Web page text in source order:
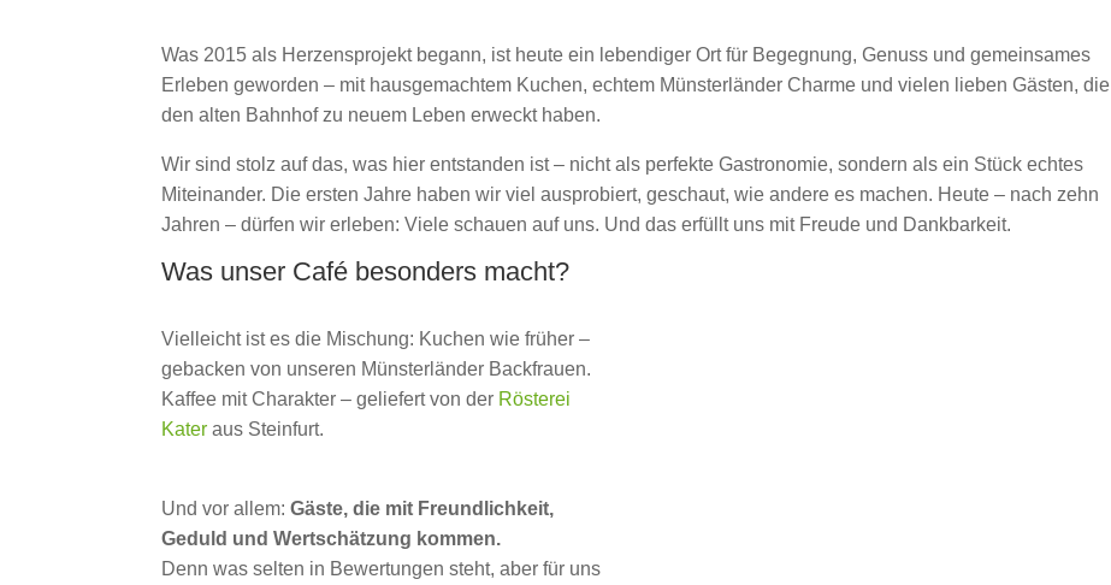
Was 2015 als Herzensprojekt begann, ist heute ein lebendiger Ort für Begegnung, Genuss und gemeinsames
Erleben geworden – mit hausgemachtem Kuchen, echtem Münsterländer Charme und vielen lieben Gästen, die
den alten Bahnhof zu neuem Leben erweckt haben.
Wir sind stolz auf das, was hier entstanden ist – nicht als perfekte Gastronomie, sondern als ein Stück echtes
Miteinander. Die ersten Jahre haben wir viel ausprobiert, geschaut, wie andere es machen. Heute – nach zehn
Jahren – dürfen wir erleben: Viele schauen auf uns. Und das erfüllt uns mit Freude und Dankbarkeit.
Was unser Café besonders macht?
Vielleicht ist es die Mischung: Kuchen wie früher –
gebacken von unseren Münsterländer Backfrauen.
Kaffee mit Charakter – geliefert von der Rösterei
Kater aus Steinfurt.
Und vor allem:Gäste, die mit Freundlichkeit,
Geduld und Wertschätzung kommen.
Denn was selten in Bewertungen steht, aber für uns